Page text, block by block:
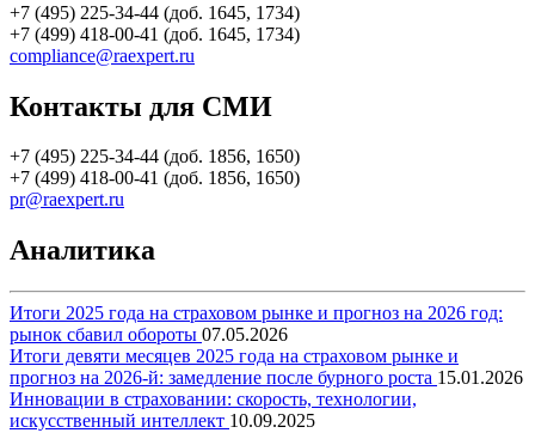
+7 (495) 225-34-44 (доб. 1645, 1734)
+7 (499) 418-00-41 (доб. 1645, 1734)
compliance@raexpert.ru
Контакты для СМИ
+7 (495) 225-34-44 (доб. 1856, 1650)
+7 (499) 418-00-41 (доб. 1856, 1650)
pr@raexpert.ru
Аналитика
Итоги 2025 года на страховом рынке и прогноз на 2026 год:
рынок сбавил обороты 07.05.2026
Итоги девяти месяцев 2025 года на страховом рынке и
прогноз на 2026-й: замедление после бурного роста 15.01.2026
Инновации в страховании: скорость, технологии,
искусственный интеллект 10.09.2025